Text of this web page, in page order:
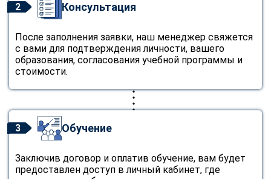
2 Консультация
После заполнения заявки, наш менеджер свяжется
с вами для подтверждения личности, вашего
образования, согласования учебной программы и
стоимости.
3 Обучение
Заключив договор и оплатив обучение, вам будет
предоставлен доступ в личный кабинет, где